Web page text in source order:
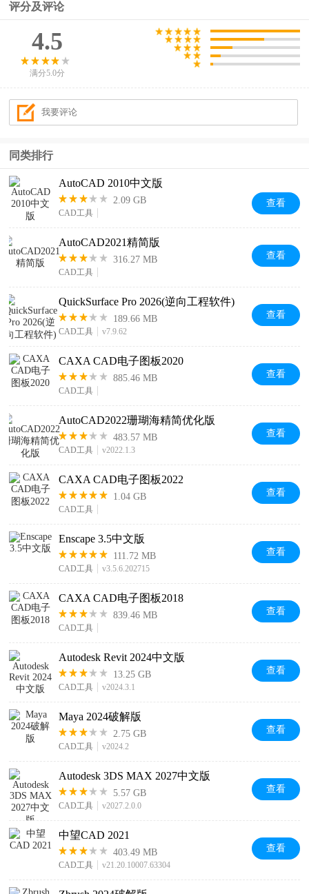
评分及评论
4.5
满分5.0分
同类排行
AutoCAD 2010中文版
2.09 GB
CAD工具
查看
AutoCAD2021精简版
316.27 MB
CAD工具
查看
QuickSurface Pro 2026(逆向工程软件)
189.66 MB
CAD工具 v7.9.62
查看
CAXA CAD电子图板2020
885.46 MB
CAD工具
查看
AutoCAD2022珊瑚海精简优化版
483.57 MB
CAD工具 v2022.1.3
查看
CAXA CAD电子图板2022
1.04 GB
CAD工具
查看
Enscape 3.5中文版
111.72 MB
CAD工具 v3.5.6.202715
查看
CAXA CAD电子图板2018
839.46 MB
CAD工具
查看
Autodesk Revit 2024中文版
13.25 GB
CAD工具 v2024.3.1
查看
Maya 2024破解版
2.75 GB
CAD工具 v2024.2
查看
Autodesk 3DS MAX 2027中文版
5.57 GB
CAD工具 v2027.2.0.0
查看
中望CAD 2021
403.49 MB
CAD工具 v21.20.10007.63304
查看